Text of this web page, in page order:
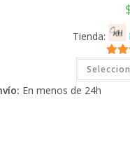
Tienda:
2.71
de
En menos de 24h